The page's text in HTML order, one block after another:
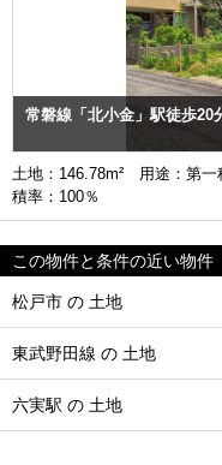
常磐線「北小金」駅徒歩20
土地：146.78m² 用途：第
積率：100％
この物件と条件の近い物件
松戸市 の 土地
東武野田線 の 土地
六実駅 の 土地